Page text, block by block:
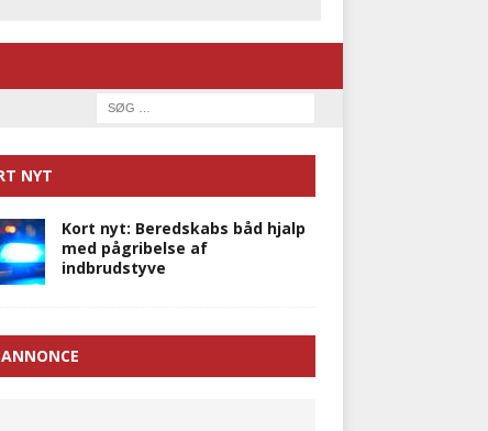
NYT
Kort nyt: Beredskabs båd hjalp
med pågribelse af
indbrudstyve